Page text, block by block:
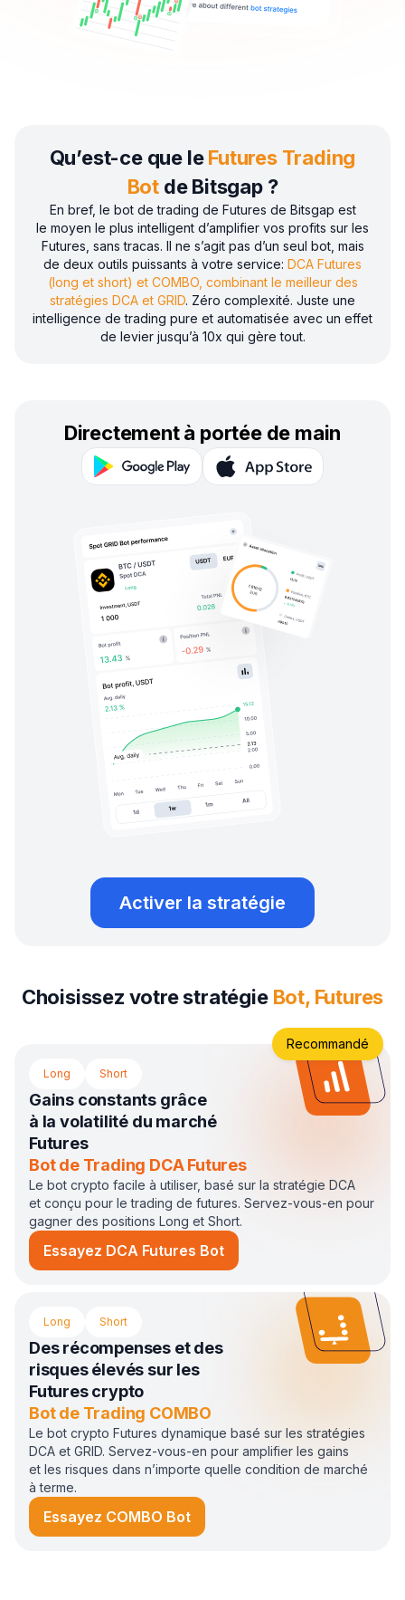
Qu’est-ce que leFutures Trading
Bot de Bitsgap ?
En bref, le bot de trading de Futures de Bitsgap est
le moyen le plus intelligent d’amplifier vos profits sur les
Futures, sans tracas. Il ne s’agit pas d’un seul bot, mais
de deux outils puissants à votre service: DCA Futures
(long et short) et COMBO, combinant le meilleur des
stratégies DCA et GRID. Zéro complexité. Juste une
intelligence de trading pure et automatisée avec un effet
de levier jusqu’à 10x qui gère tout.
Directement à portée de main
Activer la stratégie
Choisissez votre stratégie Bot, Futures
Long Short
Gains constants grâce
à la volatilité du marché
Futures
Bot de Trading DCA Futures
Le bot crypto facile à utiliser, basé sur la stratégie DCA
et conçu pour le trading de futures. Servez-vous-en pour
gagner des positions Long et Short.
Essayez DCA Futures Bot
Recommandé
Long Short
Des récompenses et des
risques élevés sur les
Futures crypto
Bot de Trading COMBO
Le bot crypto Futures dynamique basé sur les stratégies
DCA et GRID. Servez-vous-en pour amplifier les gains
et les risques dans n’importe quelle condition de marché
à terme.
Essayez COMBO Bot